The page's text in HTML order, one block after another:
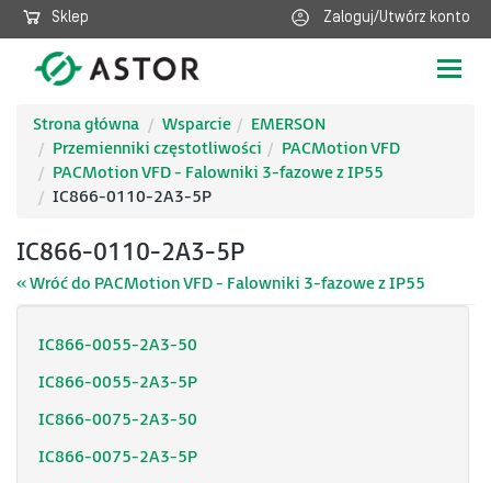
Sklep Zaloguj/Utwórz konto
Strona główna
Wsparcie
EMERSON
Przemienniki częstotliwości
PACMotion VFD
PACMotion VFD - Falowniki 3-fazowe z IP55
IC866-0110-2A3-5P
IC866-0110-2A3-5P
« Wróć do PACMotion VFD - Falowniki 3-fazowe z IP55
IC866-0055-2A3-50
IC866-0055-2A3-5P
IC866-0075-2A3-50
IC866-0075-2A3-5P